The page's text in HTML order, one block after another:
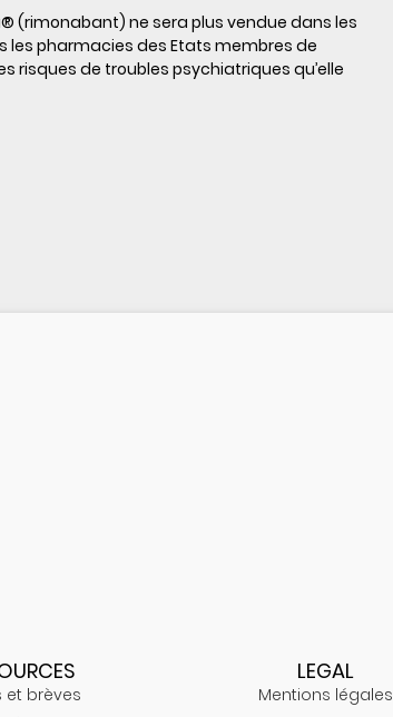
(rimonabant) ne sera plus vendue dans les
pharmacies des Etats membres de
risques de troubles psychiatriques qu’elle
et brèves
LEGAL
Mentions légales